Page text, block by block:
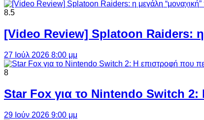
8.5
[Video Review] Splatoon Raiders: η
27 Ιούλ 2026 8:00 μμ
8
Star Fox για το Nintendo Switch
29 Ιούν 2026 9:00 μμ